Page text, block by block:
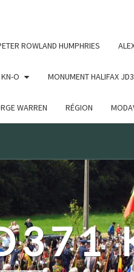
ROWLAND HUMPHRIES
O MONUMENT HALIFAX
WARREN RÉGION